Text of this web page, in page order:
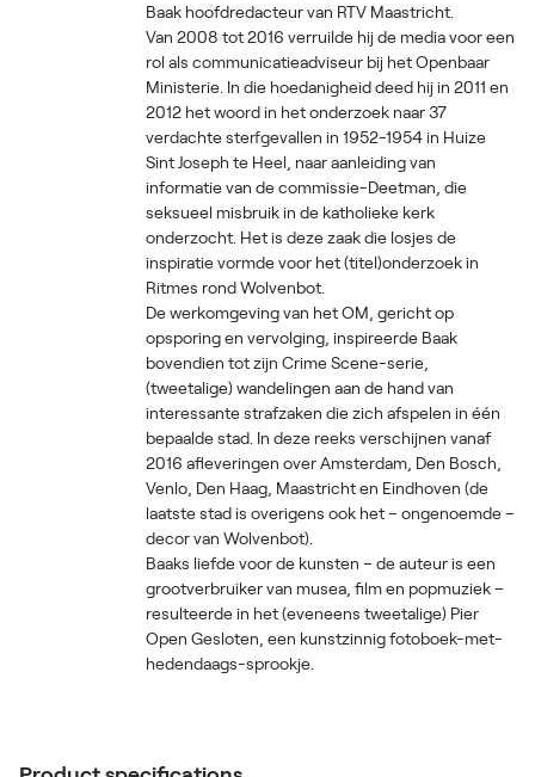
Baak hoofdredacteur van RTV Maastricht.
Van 2008 tot 2016 verruilde hij de media voor een
rol als communicatieadviseur bij het Openbaar
Ministerie. In die hoedanigheid deed hij in 2011 en
2012 het woord in het onderzoek naar 37
verdachte sterfgevallen in 1952-1954 in Huize
Sint Joseph te Heel, naar aanleiding van
informatie van de commissie-Deetman, die
seksueel misbruik in de katholieke kerk
onderzocht. Het is deze zaak die losjes de
inspiratie vormde voor het (titel)onderzoek in
Ritmes rond Wolvenbot.
De werkomgeving van het OM, gericht op
opsporing en vervolging, inspireerde Baak
bovendien tot zijn Crime Scene-serie,
(tweetalige) wandelingen aan de hand van
interessante strafzaken die zich afspelen in één
bepaalde stad. In deze reeks verschijnen vanaf
2016 afleveringen over Amsterdam, Den Bosch,
Venlo, Den Haag, Maastricht en Eindhoven (de
laatste stad is overigens ook het – ongenoemde –
decor van Wolvenbot).
Baaks liefde voor de kunsten – de auteur is een
grootverbruiker van musea, film en popmuziek –
resulteerde in het (eveneens tweetalige) Pier
Open Gesloten, een kunstzinnig fotoboek-met-
hedendaags-sprookje.